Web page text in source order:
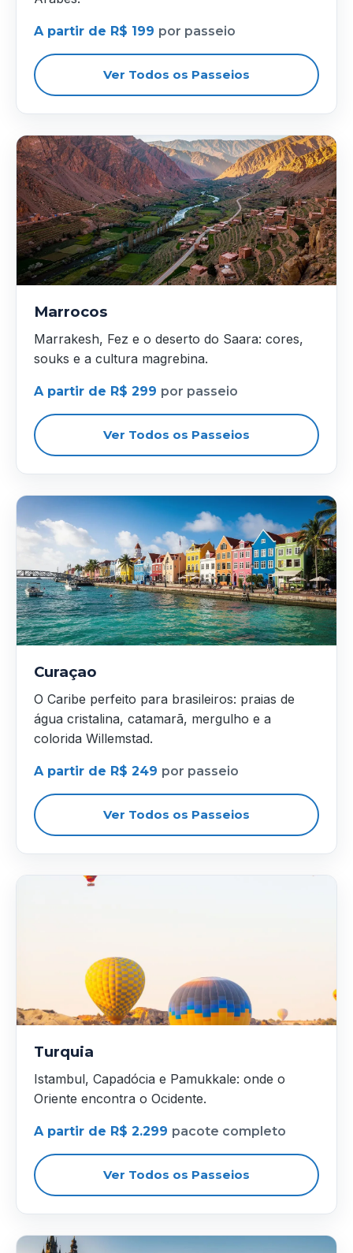
A partir de R$ 199 por passeio
Ver Todos os Passeios
Marrocos
Marrakesh, Fez e o deserto do Saara: cores,
souks e a cultura magrebina.
A partir de R$ 299 por passeio
Ver Todos os Passeios
Curaçao
O Caribe perfeito para brasileiros: praias de
água cristalina, catamarã, mergulho e a
colorida Willemstad.
A partir de R$ 249 por passeio
Ver Todos os Passeios
Turquia
Istambul, Capadócia e Pamukkale: onde o
Oriente encontra o Ocidente.
A partir de R$ 2.299 pacote completo
Ver Todos os Passeios